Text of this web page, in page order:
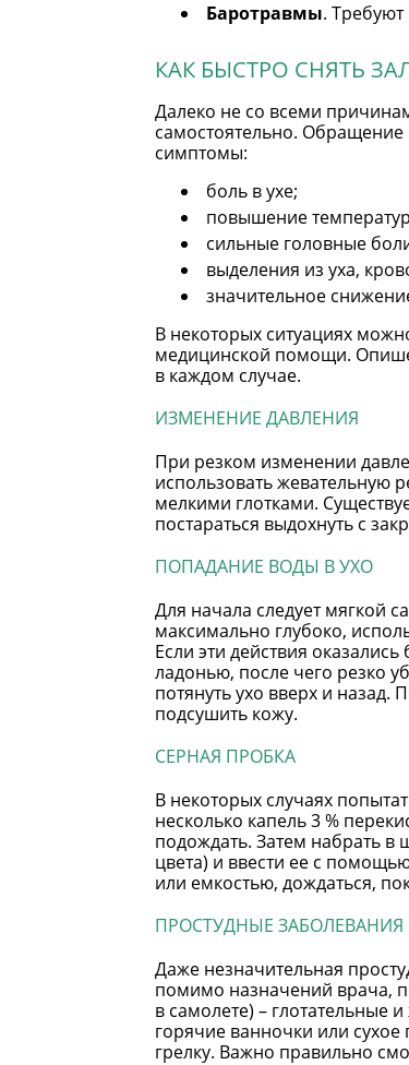
Баротравмы.
КАК БЫСТРО СНЯТЬ
Далеко не со всеми
самостоятельно.
симптомы:
боль в ухе;
повышение
сильные головные
выделения из уха,
значительное
В некоторых ситуациях
медицинской помощи.
в каждом случае.
ИЗМЕНЕНИЕ ДАВЛЕНИЯ
При резком изменении
использовать жевательную
мелкими глотками.
постараться выдохнуть с
ПОПАДАНИЕ ВОДЫ В УХО
Для начала следует мягкой
максимально глубоко,
Если эти действия
ладонью, после чего резко
потянуть ухо вверх и назад.
подсушить кожу.
СЕРНАЯ ПРОБКА
В некоторых случаях
несколько капель 3 %
подождать. Затем набрать
цвета) и ввести ее с
или емкостью, дождаться,
ПРОСТУДНЫЕ ЗАБОЛЕВАНИЯ
Даже незначительная
помимо назначений врача,
в самолете) –
горячие ванночки или
грелку. Важно правильно